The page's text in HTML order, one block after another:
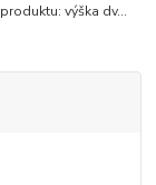
výška dv...